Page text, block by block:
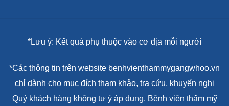
*Lưu ý: Kết quả phụ thuộc vào cơ địa mỗi người
*Các thông tin trên website benhvienthammygangwhoo.vn
chỉ dành cho mục đích tham khảo, tra cứu, khuyến nghị
Quý khách hàng không tự ý áp dụng. Bệnh viện thẩm mỹ